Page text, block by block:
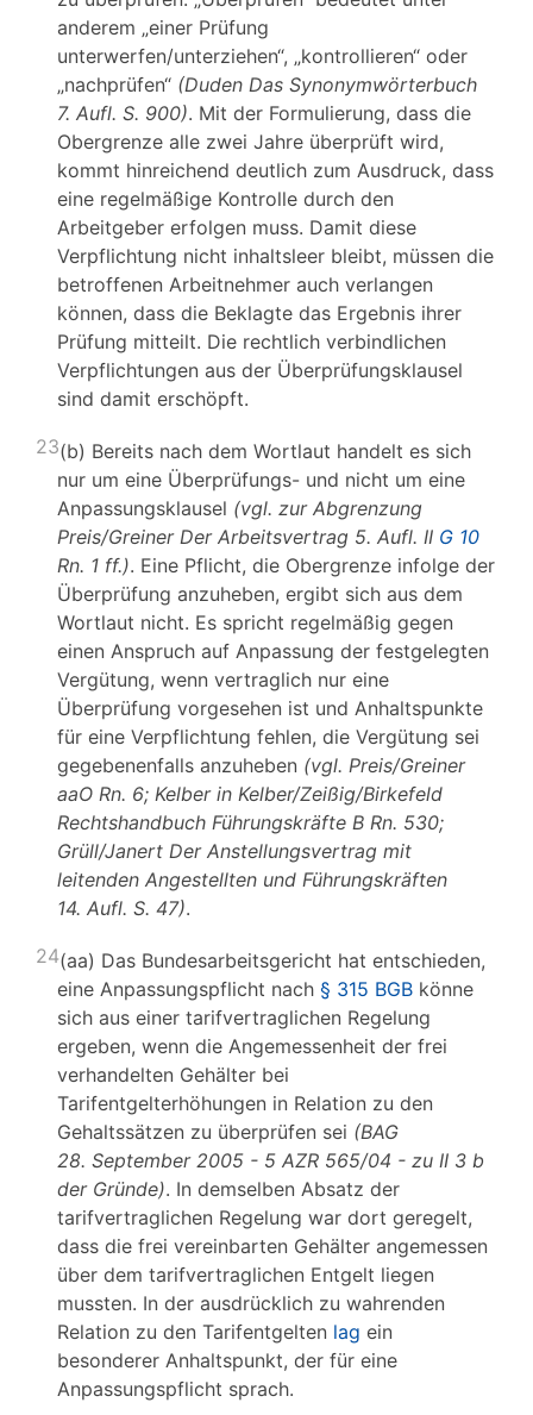
anderem „einer Prüfung
unterwerfen/unterziehen“, „kontrollieren“ oder
„nachprüfen“ (Duden Das Synonymwörterbuch
7. Aufl. S. 900). Mit der Formulierung, dass die
Obergrenze alle zwei Jahre überprüft wird,
kommt hinreichend deutlich zum Ausdruck, dass
eine regelmäßige Kontrolle durch den
Arbeitgeber erfolgen muss. Damit diese
Verpflichtung nicht inhaltsleer bleibt, müssen die
betroffenen Arbeitnehmer auch verlangen
können, dass die Beklagte das Ergebnis ihrer
Prüfung mitteilt. Die rechtlich verbindlichen
Verpflichtungen aus der Überprüfungsklausel
sind damit erschöpft.
23(b) Bereits nach dem Wortlaut handelt es sich
nur um eine Überprüfungs- und nicht um eine
Anpassungsklausel (vgl. zur Abgrenzung
Preis/Greiner Der Arbeitsvertrag 5. Aufl. II G 10
Rn. 1 ff.). Eine Pflicht, die Obergrenze infolge der
Überprüfung anzuheben, ergibt sich aus dem
Wortlaut nicht. Es spricht regelmäßig gegen
einen Anspruch auf Anpassung der festgelegten
Vergütung, wenn vertraglich nur eine
Überprüfung vorgesehen ist und Anhaltspunkte
für eine Verpflichtung fehlen, die Vergütung sei
gegebenenfalls anzuheben (vgl. Preis/Greiner
aaO Rn. 6; Kelber in Kelber/Zeißig/Birkefeld
Rechtshandbuch Führungskräfte B Rn. 530;
Grüll/Janert Der Anstellungsvertrag mit
leitenden Angestellten und Führungskräften
14. Aufl. S. 47).
24(aa) Das Bundesarbeitsgericht hat entschieden,
eine Anpassungspflicht nach § 315 BGB könne
sich aus einer tarifvertraglichen Regelung
ergeben, wenn die Angemessenheit der frei
verhandelten Gehälter bei
Tarifentgelterhöhungen in Relation zu den
Gehaltssätzen zu überprüfen sei (BAG
28. September 2005 - 5 AZR 565/04 - zu II 3 b
der Gründe). In demselben Absatz der
tarifvertraglichen Regelung war dort geregelt,
dass die frei vereinbarten Gehälter angemessen
über dem tarifvertraglichen Entgelt liegen
mussten. In der ausdrücklich zu wahrenden
Relation zu den Tarifentgelten lag ein
besonderer Anhaltspunkt, der für eine
Anpassungspflicht sprach.